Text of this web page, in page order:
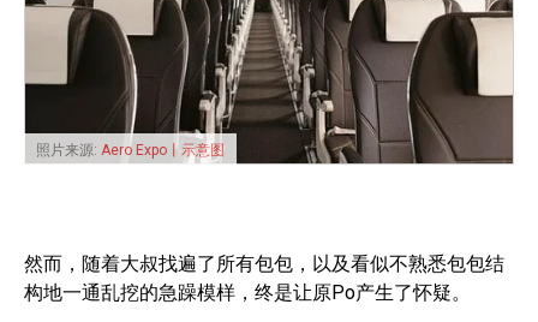
照片来源: Aero Expo丨示意图
然而，随着大叔找遍了所有包包，以及看似不熟悉包包结
构地一通乱挖的急躁模样，终是让原Po产生了怀疑。